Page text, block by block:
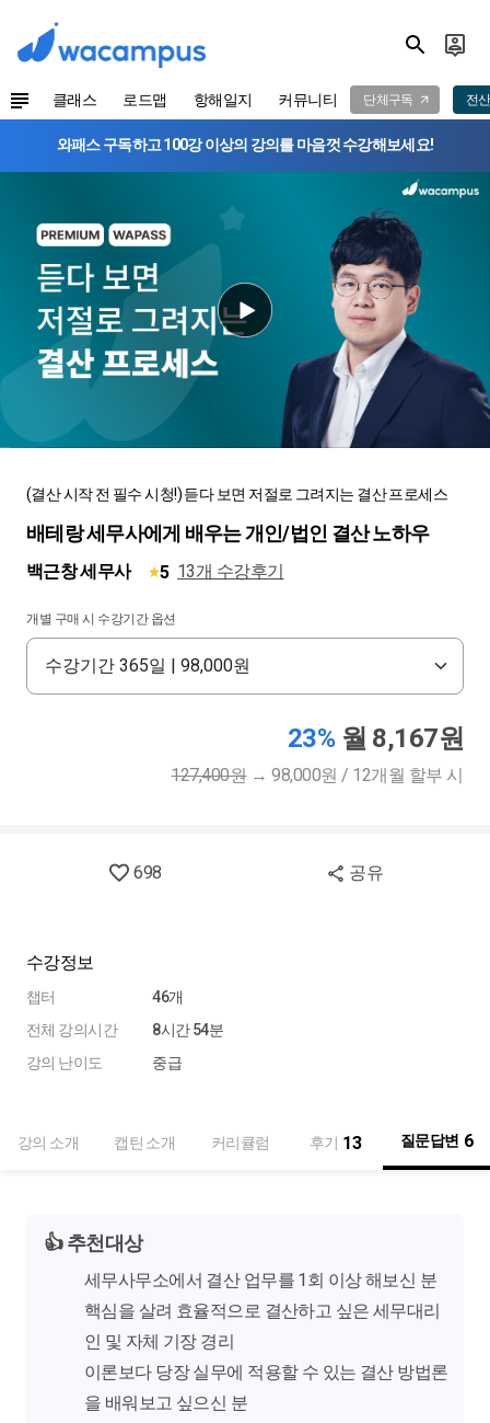
클래스 로드맵 항해일지 커뮤니티 단체구독 전
와패스 구독하고 100강 이상의 강의를 마음껏 수강해보세요!
(결산 시작 전 필수 시청!) 듣다 보면 저절로 그려지는 결산 프로세스
배테랑 세무사에게 배우는 개인/법인 결산 노하우
백근창 세무사 5 13개 수강후기
개별 구매 시 수강기간 옵션
23% 월 8,167원
127,400원→98,000원 / 12개월 할부 시
698 공유
수강정보
챕터
전체 강의시간
강의 난이도
46개
8시간 54분
중급
강의 소개 캡틴 소개 커리큘럼 후기 13 질문답변 6
👍 추천대상
세무사무소에서 결산 업무를 1회 이상 해보신 분
핵심을 살려 효율적으로 결산하고 싶은 세무대리
인 및 자체 기장 경리
이론보다 당장 실무에 적용할 수 있는 결산 방법론
을 배워보고 싶으신 분